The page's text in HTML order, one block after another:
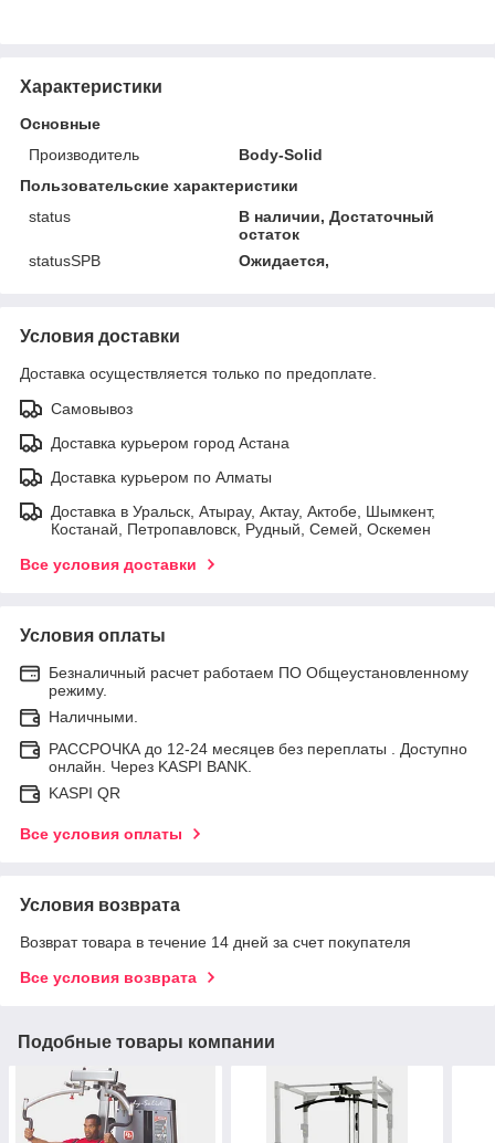
Характеристики
Основные
Производитель
Body-Solid
Пользовательские характеристики
status
В наличии, Достаточный
остаток
statusSPB
Ожидается,
Условия доставки
Доставка осуществляется только по предоплате.
Самовывоз
Доставка курьером город Астана
Доставка курьером по Алматы
Доставка в Уральск, Атырау, Актау, Актобе, Шымкент,
Костанай, Петропавловск, Рудный, Семей, Оскемен
Все условия доставки
Условия оплаты
Безналичный расчет работаем ПО Общеустановленному
режиму.
Наличными.
РАССРОЧКА до 12-24 месяцев без переплаты . Доступно
онлайн. Через KASPI BANK.
KASPI QR
Все условия оплаты
Условия возврата
Возврат товара в течение 14 дней за счет покупателя
Все условия возврата
Подобные товары компании